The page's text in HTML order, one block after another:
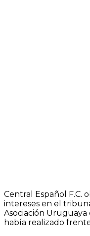
Central Español F.C.
intereses en el
Asociación
había realizado